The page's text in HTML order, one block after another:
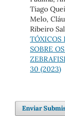
Tiago
Melo,
Ribeiro
TÓXICOS
SOBRE
30 (2023)
Enviar